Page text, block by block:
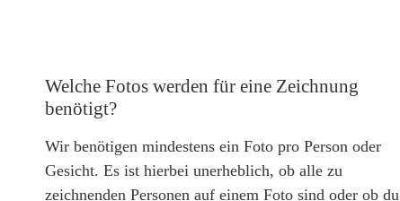
Welche Fotos werden für eine Zeichnung
benötigt?
Wir benötigen mindestens ein Foto pro Person oder
Gesicht. Es ist hierbei unerheblich, ob alle zu
zeichnenden Personen auf einem Foto sind oder ob du